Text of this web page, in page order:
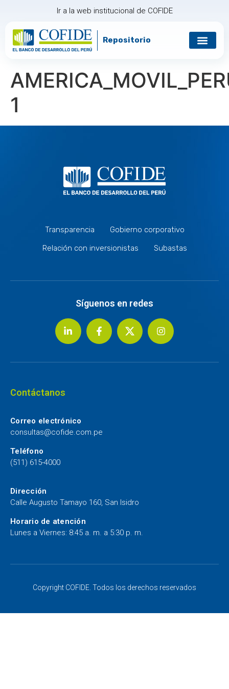
Ir a la web institucional de COFIDE
Repositorio
1
Transparencia
Gobierno corporativo
Relación con inversionistas
Subastas
Síguenos en redes
Contáctanos
Correo electrónico
consultas@cofide.com.pe
Teléfono
(511) 615-4000
Dirección
Calle Augusto Tamayo 160, San Isidro
Horario de atención
Lunes a Viernes: 8:45 a. m. a 5:30 p. m.
Copyright COFIDE. Todos los derechos reservados